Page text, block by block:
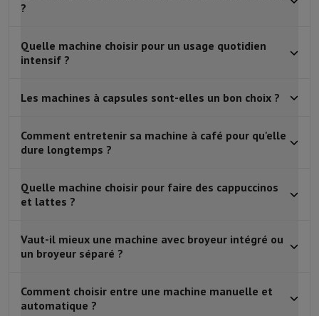
?
Quelle machine choisir pour un usage quotidien
intensif ?
Les machines à capsules sont-elles un bon choix ?
Comment entretenir sa machine à café pour qu'elle
dure longtemps ?
Quelle machine choisir pour faire des cappuccinos
et lattes ?
Vaut-il mieux une machine avec broyeur intégré ou
un broyeur séparé ?
Comment choisir entre une machine manuelle et
automatique ?